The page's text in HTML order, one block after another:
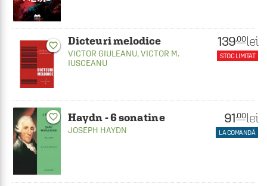
favorite_border Dicteuri melodice
VICTOR GIULEANU,VICTOR M.
IUSCEANU
139.00 lei
STOC LIMITAT
favorite_border Haydn - 6 sonatine
JOSEPH HAYDN
91.00 lei
LA COMANDĂ